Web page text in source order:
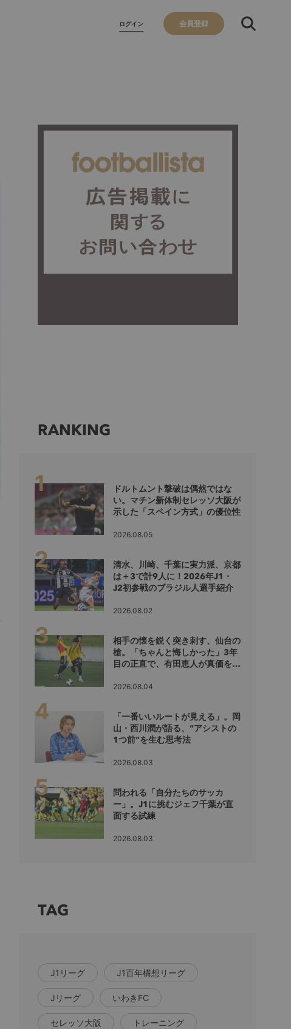
ログイン 会員登録
RANKING
ドルトムント撃破は偶然ではな
い。マチン新体制セレッソ大阪が
示した「スペイン方式」の優位性
2026.08.05
清水、川崎、千葉に実力派、京都
は＋3で計9人に！2026年J1・
J2初参戦のブラジル人選手紹介
2026.08.02
相手の懐を鋭く突き刺す、仙台の
槍。「ちゃんと悔しかった」3年
目の正直で、有田恵人が真価を示
2026.08.04
「一番いいルートが見える」。岡
山・西川潤が語る、“アシストの
1つ前”を生む思考法
2026.08.03
問われる「自分たちのサッカ
ー」。J1に挑むジェフ千葉が直
面する試練
2026.08.03
TAG
J1リーグ J1百年構想リーグ
Jリーグ いわきFC
セレッソ大阪 トレーニング